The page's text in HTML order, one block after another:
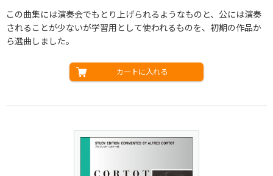
この曲集には演奏会でもとり上げられるようなものと、公には演奏
されることが少ないが学習用として使われるものを、初期の作品か
ら選曲しました。
カートに入れる